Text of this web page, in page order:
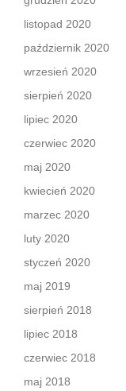
listopad 2020
październik 2020
wrzesień 2020
sierpień 2020
lipiec 2020
czerwiec 2020
maj 2020
kwiecień 2020
marzec 2020
luty 2020
styczeń 2020
maj 2019
sierpień 2018
lipiec 2018
czerwiec 2018
maj 2018